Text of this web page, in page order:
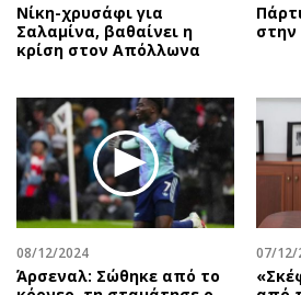
Νίκη-χρυσάφι για
Σαλαμίνα, βαθαίνει η
κρίση στον Απόλλωνα
στην
08/12/2024
Άρσεναλ: Σώθηκε από το
07/12/